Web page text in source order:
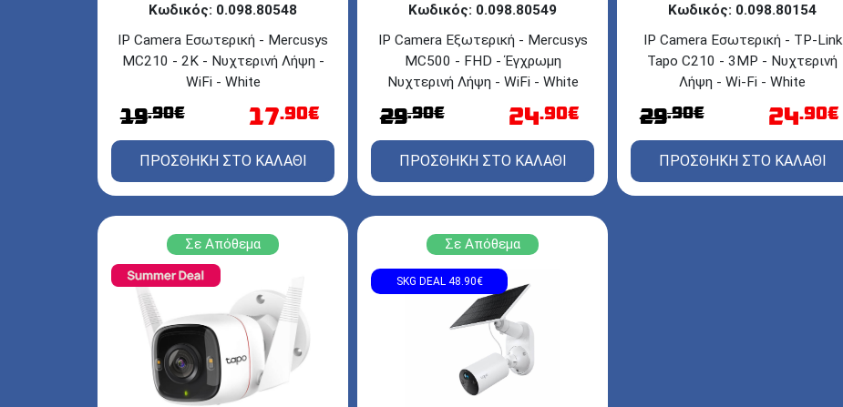
Κωδικός: 0.098.80548
IP Camera Εσωτερική - Mercusys
MC210 - 2K - Νυχτερινή Λήψη -
WiFi - White
19.90€ 17.90€
ΠΡΟΣΘΗΚΗ ΣΤΟ ΚΑΛΑΘΙ
Κωδικός: 0.098.80549
IP Camera Εξωτερική - Mercusys
MC500 - FHD - Έγχρωμη
Νυχτερινή Λήψη - WiFi - White
29.90€ 24.90€
ΠΡΟΣΘΗΚΗ ΣΤΟ ΚΑΛΑΘΙ
Κωδικός: 0.098.80154
IP Camera Εσωτερική - TP-Link
Tapo C210 - 3MP - Νυχτερινή
Λήψη - Wi-Fi - White
29.90€ 24.90€
ΠΡΟΣΘΗΚΗ ΣΤΟ ΚΑΛΑΘΙ
Σε Απόθεμα Σε Απόθεμα
SKG DEAL 48.90€